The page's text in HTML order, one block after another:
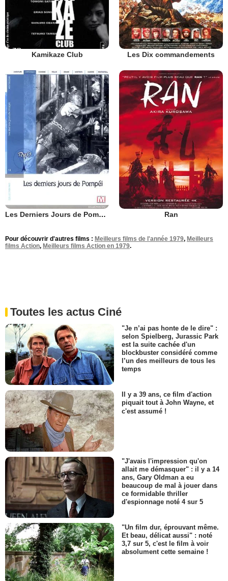
Kamikaze Club Les Dix commandements
Les Derniers Jours de Pompei Ran
Pour découvrir d'autres films : Meilleurs films de l'année 1979, Meilleurs
films Action, Meilleurs films Action en 1979.
Toutes les actus Ciné
"Je n’ai pas honte de le dire" :
selon Spielberg, Jurassic Park
est la suite cachée d'un
blockbuster considéré comme
l’un des meilleurs de tous les
temps
Il y a 39 ans, ce film d'action
piquait tout à John Wayne, et
c'est assumé !
"J'avais l'impression qu'on
allait me démasquer" : il y a 14
ans, Gary Oldman a eu
beaucoup de mal à jouer dans
ce formidable thriller
d'espionnage noté 4 sur 5
"Un film dur, éprouvant même.
Et beau, délicat aussi" : noté
3,7 sur 5, c'est le film à voir
absolument cette semaine !